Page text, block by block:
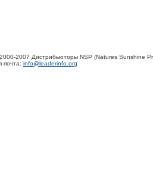
2007 Дистрибьюторы NSP (Natures Sunshine
почта: info@leaderinfo.org